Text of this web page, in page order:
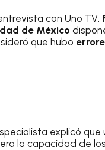
con Uno TV,
de México
que hubo
explicó
la capacidad de